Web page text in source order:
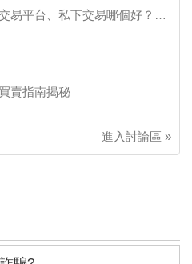
易平台、私下交易哪個好？…
賣指南揭秘
進入討論區 »